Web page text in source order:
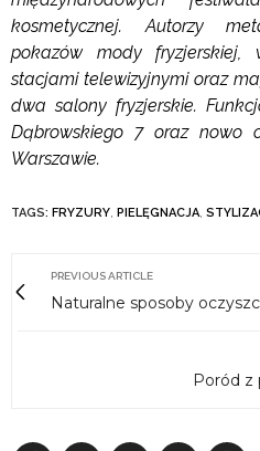
kosmetycznej. Autorzy
pokazów mody fryzjerskiej,
stacjami telewizyjnymi oraz
dwa salony fryzjerskie.
Dąbrowskiego 7 oraz
Warszawie.
TAGS: FRYZURY, PIELĘGNACJA,
PREVIOUS ARTICLE
Naturalne sposoby
Poród z